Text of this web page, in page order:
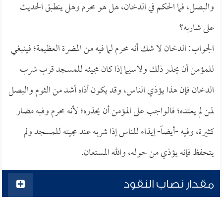
والبصل، فما الحكم في الدخان، هل هو محرم وهل ينطبق الحديث
على شاربه؟
الجواب: الدخان لا شك أنه محرم لما فيه من المضرة العظيمة؛ فينبغي
للمؤمن أن يحذر ذلك ولاسيما إذا كان مجيئه للمسجد قرب شرب
الدخان فإن هذا يؤذي الناس، وقد يكون أذاه أشد من الثوم والبصل
لمن لم يعتده؛ فالواجب على المؤمن أن يحذره؛ لأنه محرم وفيه مضار
كثيرة، وفيه -أيضاً- إيذاء للناس إذا شربه عند مجيئه للمسجد ولم
يتحفظ فإنه يؤذي من حوله، والله المستعان.
مقدار نصاب النقود